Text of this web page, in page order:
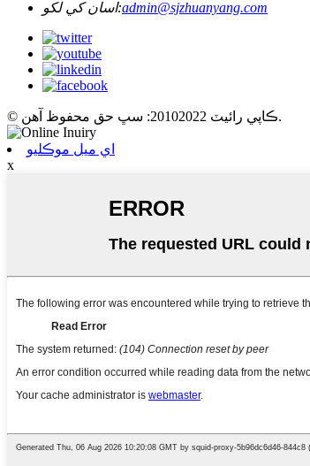
اسان کي لکو:admin@sjzhuanyang.com
© ڪاپي رائيٽ 20102022: سڀ حق محفوظ آهن.
اي ميل موڪليو
x